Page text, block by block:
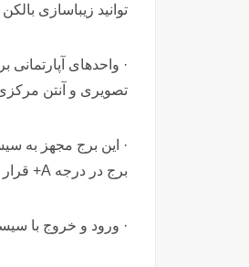
توانید زیباسازی
تصویری و آنتن
· این برج مجهز به
برج در درجه A+ قرار دارد که از سوی سازمان های مرتبط در استان به تایید رسیده است.
· ورود و خروج با